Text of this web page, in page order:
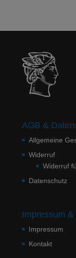
AGB &
Allgemeine
Widerruf
Widerruf
Datenschutz
Impressum
Impressum
Kontakt